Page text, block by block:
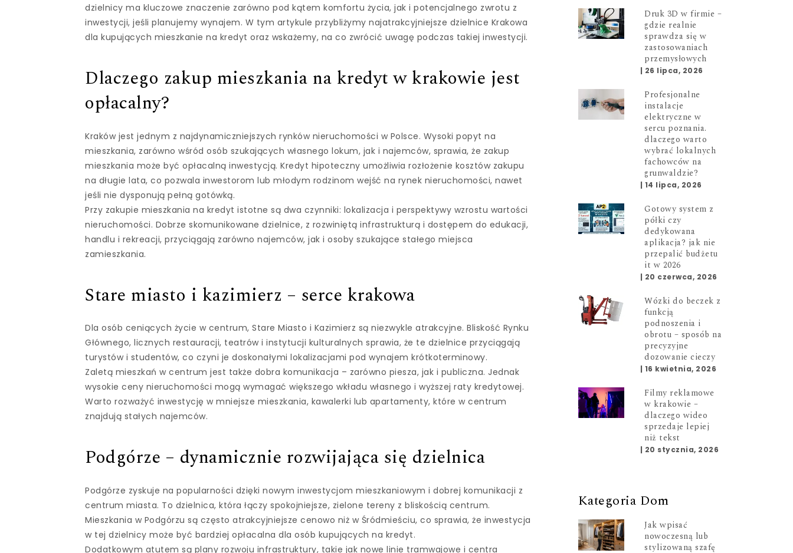
dzielnicy ma kluczowe znaczenie zarówno pod kątem komfortu życia, jak i potencjalnego zwrotu z
inwestycji, jeśli planujemy wynajem. W tym artykule przybliżymy najatrakcyjniejsze dzielnice Krakowa
dla kupujących mieszkanie na kredyt oraz wskażemy, na co zwrócić uwagę podczas takiej inwestycji.
Dlaczego zakup mieszkania na kredyt w krakowie jest
opłacalny?
Kraków jest jednym z najdynamiczniejszych rynków nieruchomości w Polsce. Wysoki popyt na
mieszkania, zarówno wśród osób szukających własnego lokum, jak i najemców, sprawia, że zakup
mieszkania może być opłacalną inwestycją. Kredyt hipoteczny umożliwia rozłożenie kosztów zakupu
na długie lata, co pozwala inwestorom lub młodym rodzinom wejść na rynek nieruchomości, nawet
jeśli nie dysponują pełną gotówką.
Przy zakupie mieszkania na kredyt istotne są dwa czynniki: lokalizacja i perspektywy wzrostu wartości
nieruchomości. Dobrze skomunikowane dzielnice, z rozwiniętą infrastrukturą i dostępem do edukacji,
handlu i rekreacji, przyciągają zarówno najemców, jak i osoby szukające stałego miejsca
zamieszkania.
Stare miasto i kazimierz – serce krakowa
Dla osób ceniących życie w centrum, Stare Miasto i Kazimierz są niezwykle atrakcyjne. Bliskość Rynku
Głównego, licznych restauracji, teatrów i instytucji kulturalnych sprawia, że te dzielnice przyciągają
turystów i studentów, co czyni je doskonałymi lokalizacjami pod wynajem krótkoterminowy.
Zaletą mieszkań w centrum jest także dobra komunikacja – zarówno piesza, jak i publiczna. Jednak
wysokie ceny nieruchomości mogą wymagać większego wkładu własnego i wyższej raty kredytowej.
Warto rozważyć inwestycję w mniejsze mieszkania, kawalerki lub apartamenty, które w centrum
znajdują stałych najemców.
Podgórze – dynamicznie rozwijająca się dzielnica
Podgórze zyskuje na popularności dzięki nowym inwestycjom mieszkaniowym i dobrej komunikacji z
centrum miasta. To dzielnica, która łączy spokojniejsze, zielone tereny z bliskością centrum.
Mieszkania w Podgórzu są często atrakcyjniejsze cenowo niż w Śródmieściu, co sprawia, że inwestycja
w tej dzielnicy może być bardziej opłacalna dla osób kupujących na kredyt.
Dodatkowym atutem są plany rozwoju infrastruktury, takie jak nowe linie tramwajowe i centra
Druk 3D w firmie –
gdzie realnie
sprawdza się w
zastosowaniach
przemysłowych
| 26 lipca, 2026
Profesjonalne
instalacje
elektryczne w
sercu poznania.
dlaczego warto
wybrać lokalnych
fachowców na
grunwaldzie?
| 14 lipca, 2026
Gotowy system z
półki czy
dedykowana
aplikacja? jak nie
przepalić budżetu
it w 2026
| 20 czerwca, 2026
Wózki do beczek z
funkcją
podnoszenia i
obrotu – sposób na
precyzyjne
dozowanie cieczy
| 16 kwietnia, 2026
Filmy reklamowe
w krakowie –
dlaczego wideo
sprzedaje lepiej
niż tekst
| 20 stycznia, 2026
Kategoria Dom
Jak wpisać
nowoczesną lub
stylizowaną szafę